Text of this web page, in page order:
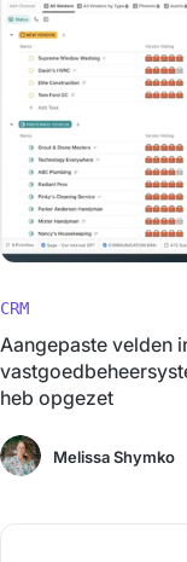
CRM
Aangepaste velden
heb opgezet
Melissa Shymko